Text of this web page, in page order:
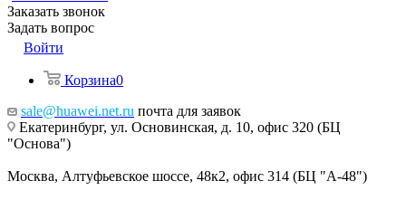
Заказать звонок
Задать вопрос
Войти
Корзина0
sale@huawei.net.ru почта для заявок
Екатеринбург, ул. Основинская, д. 10, офис 320 (БЦ
"Основа")
Москва, Алтуфьевское шоссе, 48к2, офис 314 (БЦ "А-48")